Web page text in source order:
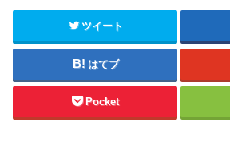
ツイート
はてブ
Pocket